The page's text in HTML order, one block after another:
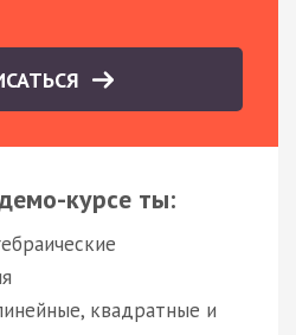
курсе ты:
квадратные и